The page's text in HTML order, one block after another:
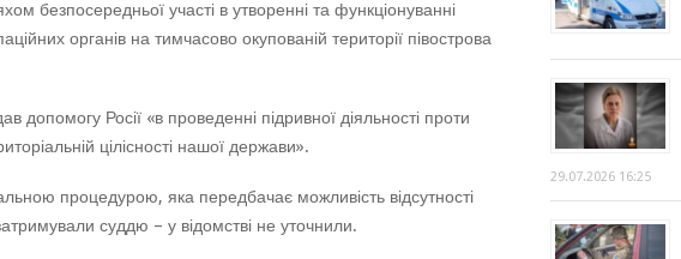
безпосередньої участі в утворенні та функціонуванні
органів на тимчасово окупованій території півострова
допомогу Росії «в проведенні підривної діяльності проти
цілісності нашої держави».
процедурою, яка передбачає можливість відсутності
суддю – у відомстві не уточнили.
29.07.2026 16:25